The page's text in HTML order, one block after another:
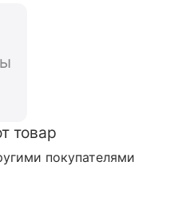
товар
покупателями